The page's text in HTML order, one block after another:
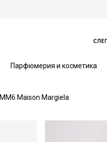
Парфюмерия и косметика
MM6 Maison Margiela